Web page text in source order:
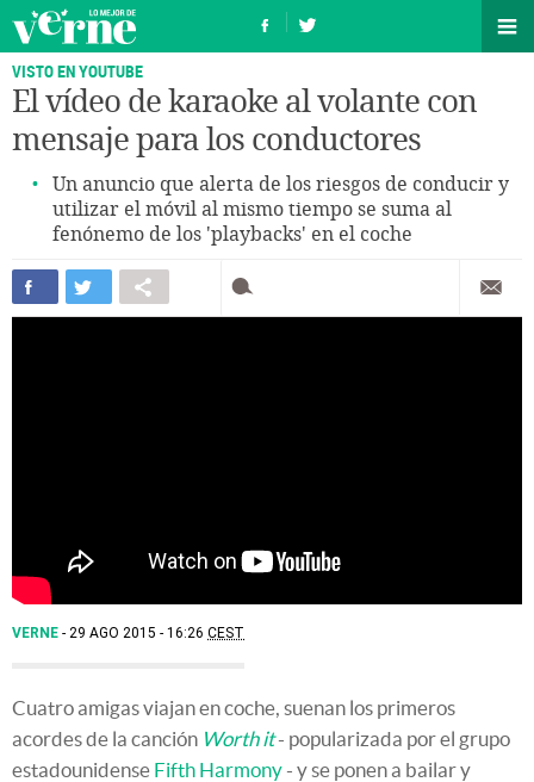
VISTO EN YOUTUBE
El vídeo de karaoke al volante con
mensaje para los conductores
Un anuncio que alerta de los riesgos de conducir y
utilizar el móvil al mismo tiempo se suma al
fenónemo de los 'playbacks' en el coche
VERNE 29 AGO 2015 - 16:26 CEST
Cuatro amigas viajan en coche, suenan los primeros
acordes de la canción Worth it- popularizada por el grupo
estadounidense Fifth Harmony- y se ponen a bailar y